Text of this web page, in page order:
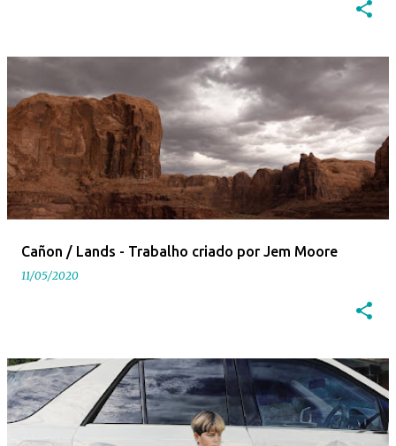
Cañon / Lands - Trabalho criado por Jem Moore
11/05/2020